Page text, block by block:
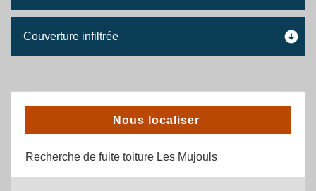
Couverture infiltrée
Nous localiser
Recherche de fuite toiture Les Mujouls